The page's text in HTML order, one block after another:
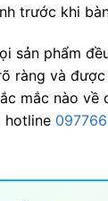
trước khi
sản phẩm
ràng và
mắc nào về
hotline